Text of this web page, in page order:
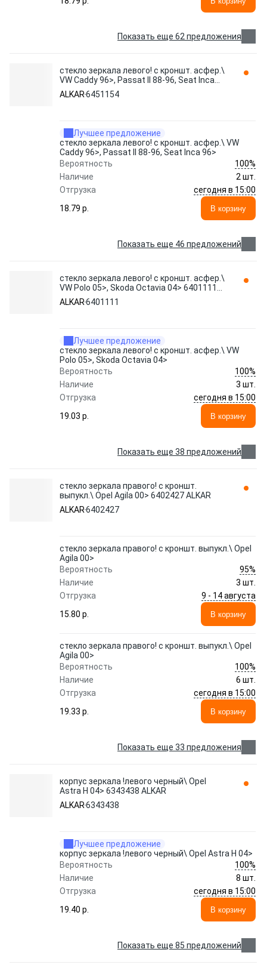
Показать еще 62 предложения
стекло зеркала левого! с кроншт. асфер.\
VW Caddy 96>, Passat II 88-96, Seat Inca
96> 6451154 ALKAR
ALKAR6451154
Лучшее предложение
стекло зеркала левого! с кроншт. асфер.\ VW
Caddy 96>, Passat II 88-96, Seat Inca 96>
Вероятность
100%
Наличие
2 шт.
Отгрузка
сегодня в 15:00
18.79 p.
В корзину
Показать еще 46 предложений
стекло зеркала левого! с кроншт. асфер.\
VW Polo 05>, Skoda Octavia 04> 6401111
ALKAR
ALKAR6401111
Лучшее предложение
стекло зеркала левого! с кроншт. асфер.\ VW
Polo 05>, Skoda Octavia 04>
Вероятность
100%
Наличие
3 шт.
Отгрузка
сегодня в 15:00
19.03 p.
В корзину
Показать еще 38 предложений
стекло зеркала правого! с кроншт.
выпукл.\ Opel Agila 00> 6402427 ALKAR
ALKAR6402427
стекло зеркала правого! с кроншт. выпукл.\ Opel
Agila 00>
Вероятность
95%
Наличие
3 шт.
Отгрузка
9 - 14 августа
15.80 p.
В корзину
стекло зеркала правого! с кроншт. выпукл.\ Opel
Agila 00>
Вероятность
100%
Наличие
6 шт.
Отгрузка
сегодня в 15:00
19.33 p.
В корзину
Показать еще 33 предложения
корпус зеркала !левого черный\ Opel
Astra H 04> 6343438 ALKAR
ALKAR6343438
Лучшее предложение
корпус зеркала !левого черный\ Opel Astra H 04>
Вероятность
100%
Наличие
8 шт.
Отгрузка
сегодня в 15:00
19.40 p.
В корзину
Показать еще 85 предложений